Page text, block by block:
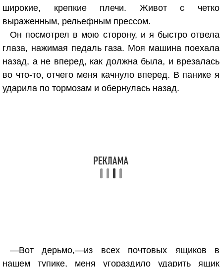
широкие, крепкие плечи. Живот с четко
выраженным, рельефным прессом.
Он посмотрел в мою сторону, и я быстро отвела
глаза, нажимая педаль газа. Моя машина поехала
назад, а не вперед, как должна была, и врезалась
во что-то, отчего меня качнуло вперед. В панике я
ударила по тормозам и обернулась назад.
—Вот дерьмо,—из всех почтовых ящиков в
нашем тупике, меня угораздило ударить ящик